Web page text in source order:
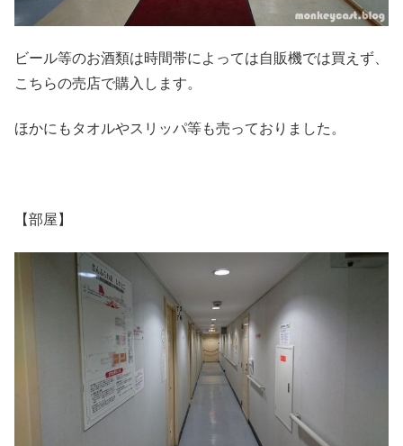
ビール等のお酒類は時間帯によっては自販機では買えず、
こちらの売店で購入します。
ほかにもタオルやスリッパ等も売っておりました。
【部屋】